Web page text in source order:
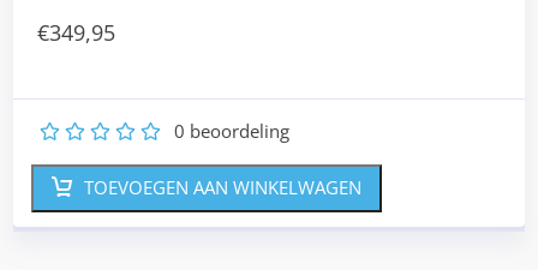
€349,95
5
4
3
2 0 beoordeling
TOEVOEGEN AAN WINKELWAGEN